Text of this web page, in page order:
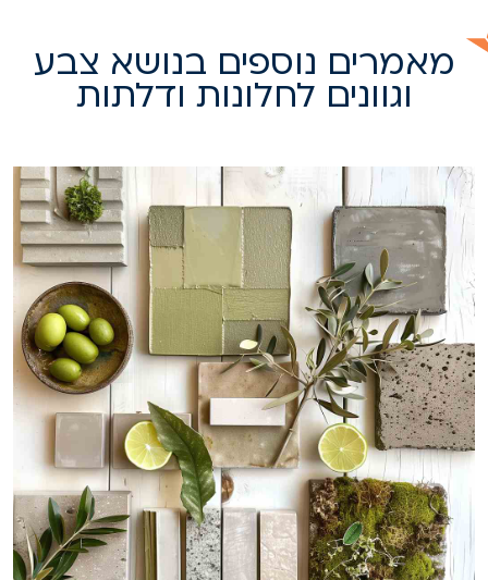
מאמרים נוספים בנושא צבע
וגוונים לחלונות ודלתות